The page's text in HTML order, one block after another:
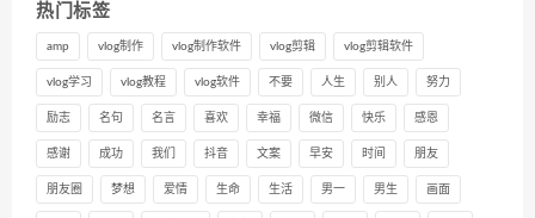
热门标签
amp vlog制作 vlog制作软件 vlog剪辑 vlog剪辑软件
vlog学习 vlog教程 vlog软件 不要 人生 别人 努力
励志 名句 名言 喜欢 幸福 微信 快乐 感恩
感谢 成功 我们 抖音 文案 早安 时间 朋友
朋友圈 梦想 爱情 生命 生活 男一 男生 画面